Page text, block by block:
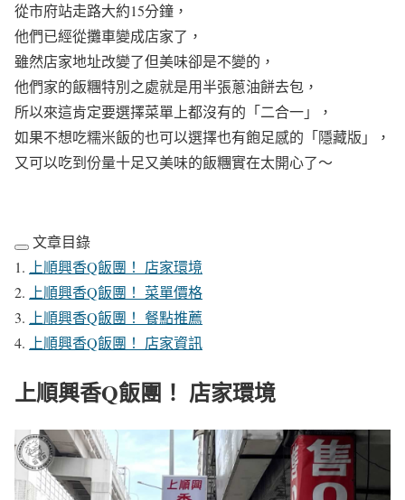
從市府站走路大約15分鐘，
他們已經從攤車變成店家了，
雖然店家地址改變了但美味卻是不變的，
他們家的飯糰特別之處就是用半張蔥油餅去包，
所以來這肯定要選擇菜單上都沒有的「二合一」，
如果不想吃糯米飯的也可以選擇也有飽足感的「隱藏版」，
又可以吃到份量十足又美味的飯糰實在太開心了～
文章目錄
上順興香Q飯團！ 店家環境
上順興香Q飯團！ 菜單價格
上順興香Q飯團！ 餐點推薦
上順興香Q飯團！ 店家資訊
上順興香Q飯團！ 店家環境